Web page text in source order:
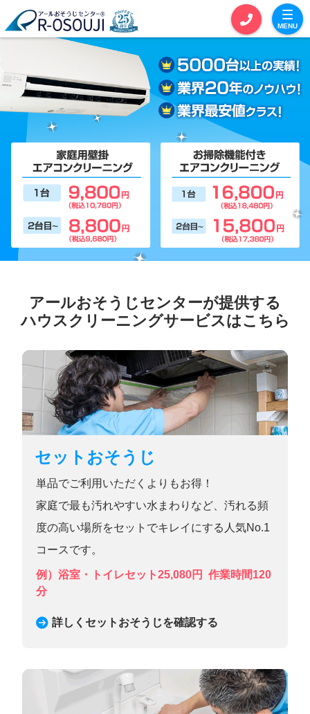
MENU
お見積りカート お問い合わせ
単品おそうじ
エアコンクリーニング
全体おそうじ
その他
対応エリア
アールおそうじセンターについて
お役立ち情報
マイページ
受付時間 平日9時～18時・土曜日9時～12時
アールおそうじセンターが提供する
ハウスクリーニングサービスはこちら
セットおそうじ
単品でご利用いただくよりもお得！
家庭で最も汚れやすい水まわりなど、汚れる頻
度の高い場所をセットでキレイにする人気No.1
コースです。
例）浴室・トイレセット25,080円
作業時間120
分
詳しくセットおそうじを確認する